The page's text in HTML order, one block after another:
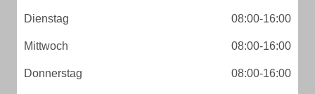
Dienstag 08:00-16:00
Mittwoch 08:00-16:00
Donnerstag 08:00-16:00